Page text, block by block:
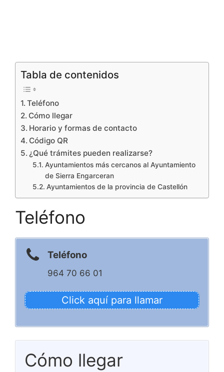
Tabla de contenidos
Teléfono
Cómo llegar
Horario y formas de contacto
Código QR
¿Qué trámites pueden realizarse?
Ayuntamientos más cercanos al Ayuntamiento
de Sierra Engarceran
Ayuntamientos de la provincia de Castellón
Teléfono
Teléfono
964 70 66 01
Click aquí para llamar
Cómo llegar